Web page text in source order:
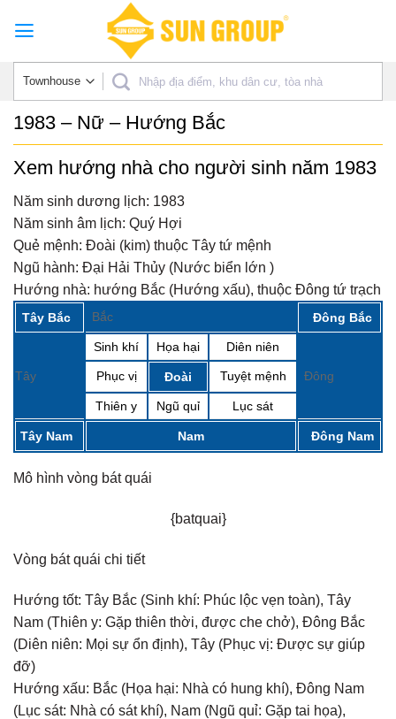
1983 – Nữ – Hướng Bắc
Xem hướng nhà cho người sinh năm 1983
Năm sinh dương lịch: 1983
Năm sinh âm lịch: Quý Hợi
Quẻ mệnh: Đoài (kim) thuộc Tây tứ mệnh
Ngũ hành: Đại Hải Thủy (Nước biển lớn )
Hướng nhà: hướng Bắc (Hướng xấu), thuộc Đông tứ trạch
Tây Bắc Bắc Đông Bắc
Tây
Sinh khí Họa hại Diên niên
Đông
Phục vị Đoài Tuyệt mệnh
Thiên y Ngũ quỉ Lục sát
Tây Nam Nam Đông Nam
Mô hình vòng bát quái
{batquai}
Vòng bát quái chi tiết
Hướng tốt: Tây Bắc (Sinh khí: Phúc lộc vẹn toàn), Tây
Nam (Thiên y: Gặp thiên thời, được che chở), Đông Bắc
(Diên niên: Mọi sự ổn định), Tây (Phục vị: Được sự giúp
đỡ)
Hướng xấu: Bắc (Họa hại: Nhà có hung khí), Đông Nam
(Lục sát: Nhà có sát khí), Nam (Ngũ quỉ: Gặp tai họa),